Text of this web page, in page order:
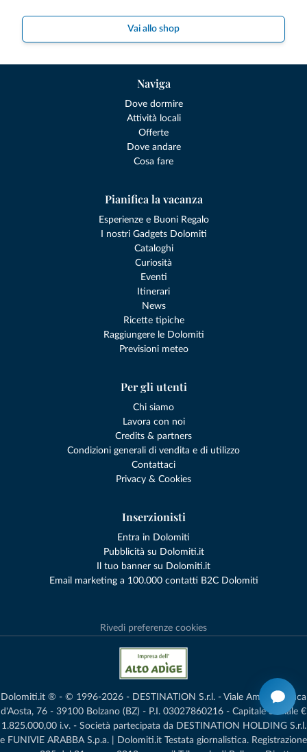
Vai allo shop
Naviga
Dove dormire
Attività locali
Offerte
Dove andare
Cosa fare
Pianifica la vacanza
Esperienze e Buoni Regalo
I nostri Gadgets Dolomiti
Cataloghi
Curiosità
Eventi
Itinerari
News
Ricette tipiche
Raggiungere le Dolomiti
Previsioni meteo
Per gli utenti
Chi siamo
Lavora con noi
Credits & partners
Condizioni generali di vendita e di utilizzo
Contattaci
Privacy & Cookies
Inserzionisti
Entra in Dolomiti
Pubblicità su Dolomiti.it
Il tuo banner su Dolomiti.it
Email marketing a 100.000 contatti B2C Dolomiti
Rivedi preferenze cookies
Dolomiti.it ® - © 1996-2026 - DESTINATION S.r.l. - Viale Amedeo Duca
d'Aosta, 76 - 39100 Bolzano (BZ) - P.I. 03027860216 - Capitale Sociale €
1.825.000,00 i.v. - Società partecipata da DESTINATION HOLDING S.r.l.
e FUNIVIE ARABBA S.p.a. | Dolomiti.it Testata giornalistica. Registrazione